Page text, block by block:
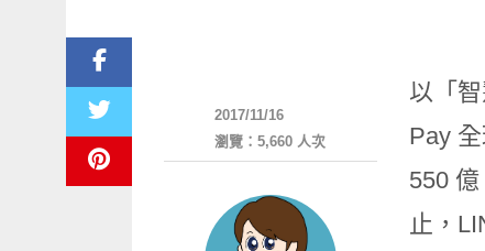
以「
Pay
550
止，
2017/11/16
瀏覽：5,660 人次